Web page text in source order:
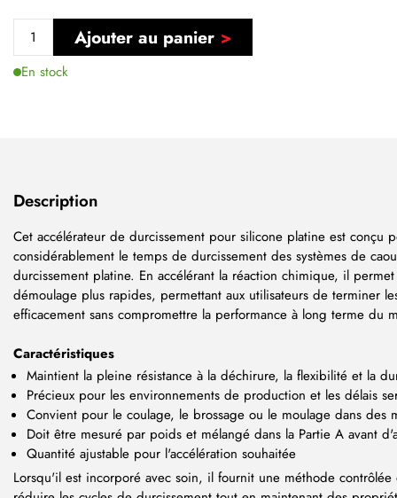
Ajouter au panier
En stock
Description
Cet accélérateur de durcissement pour silicone platine est conçu
considérablement le temps de durcissement des systèmes de
durcissement platine. En accélérant la réaction chimique, il
démoulage plus rapides, permettant aux utilisateurs de terminer
efficacement sans compromettre la performance à long terme du
Caractéristiques
Maintient la pleine résistance à la déchirure, la flexibilité et la
Précieux pour les environnements de production et les délais
Convient pour le coulage, le brossage ou le moulage dans des
Doit être mesuré par poids et mélangé dans la Partie A avant
Quantité ajustable pour l'accélération souhaitée
Lorsqu'il est incorporé avec soin, il fournit une méthode